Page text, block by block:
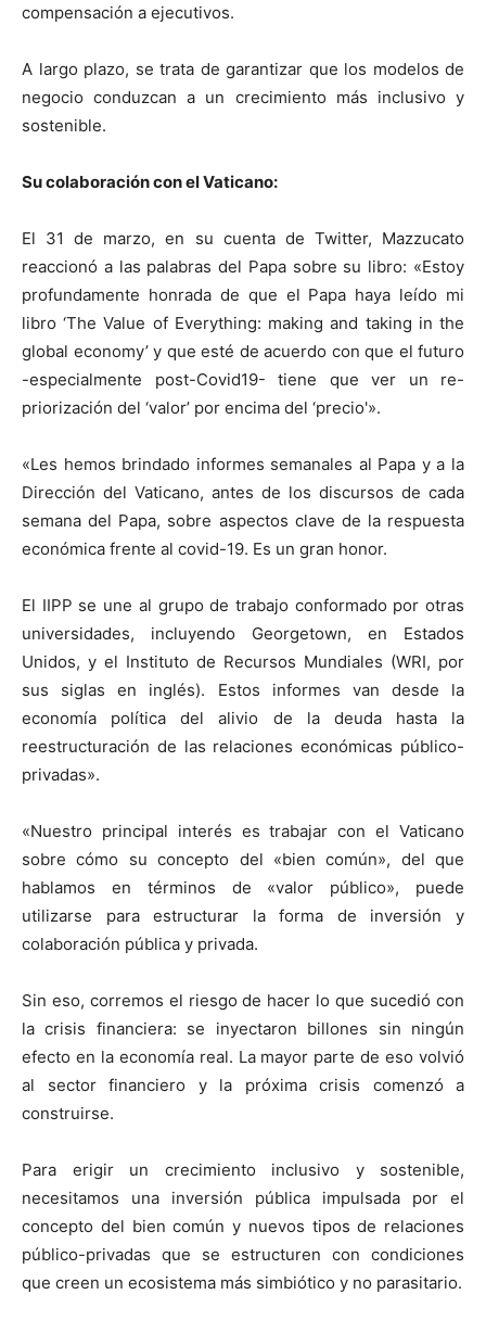
compensación a ejecutivos.
A largo plazo, se trata de garantizar que los modelos de
negocio conduzcan a un crecimiento más inclusivo y
sostenible.
Su colaboración con el Vaticano:
El 31 de marzo, en su cuenta de Twitter, Mazzucato
reaccionó a las palabras del Papa sobre su libro: «Estoy
profundamente honrada de que el Papa haya leído mi
libro ‘The Value of Everything: making and taking in the
global economy’ y que esté de acuerdo con que el futuro
-especialmente post-Covid19- tiene que ver un re-
priorización del ‘valor’ por encima del ‘precio'».
«Les hemos brindado informes semanales al Papa y a la
Dirección del Vaticano, antes de los discursos de cada
semana del Papa, sobre aspectos clave de la respuesta
económica frente al covid-19. Es un gran honor.
El IIPP se une al grupo de trabajo conformado por otras
universidades, incluyendo Georgetown, en Estados
Unidos, y el Instituto de Recursos Mundiales (WRI, por
sus siglas en inglés). Estos informes van desde la
economía política del alivio de la deuda hasta la
reestructuración de las relaciones económicas público-
privadas».
«Nuestro principal interés es trabajar con el Vaticano
sobre cómo su concepto del «bien común», del que
hablamos en términos de «valor público», puede
utilizarse para estructurar la forma de inversión y
colaboración pública y privada.
Sin eso, corremos el riesgo de hacer lo que sucedió con
la crisis financiera: se inyectaron billones sin ningún
efecto en la economía real. La mayor parte de eso volvió
al sector financiero y la próxima crisis comenzó a
construirse.
Para erigir un crecimiento inclusivo y sostenible,
necesitamos una inversión pública impulsada por el
concepto del bien común y nuevos tipos de relaciones
público-privadas que se estructuren con condiciones
que creen un ecosistema más simbiótico y no parasitario.